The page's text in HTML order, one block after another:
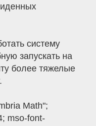
систему
запускать на
более тяжелые
Math";
mso-font-